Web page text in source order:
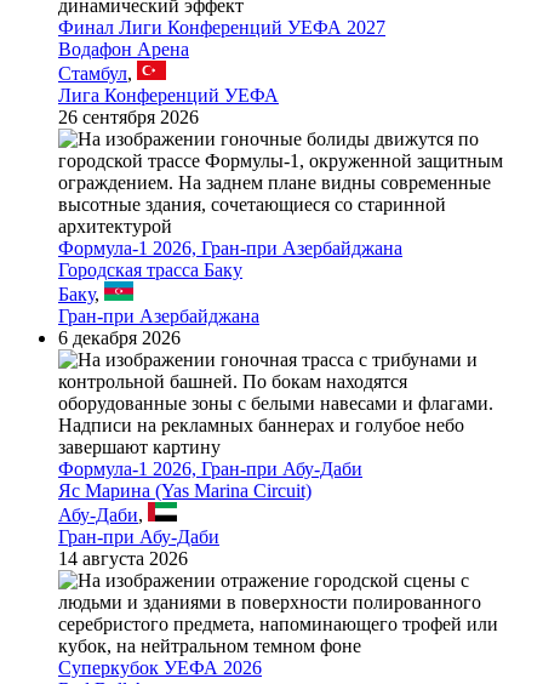
Финал Лиги Конференций УЕФА 2027
Водафон Арена
Стамбул,
Лига Конференций УЕФА
26 сентября 2026
Формула-1 2026, Гран-при Азербайджана
Городская трасса Баку
Баку,
Гран-при Азербайджана
6 декабря 2026
Формула-1 2026, Гран-при Абу-Даби
Яс Марина (Yas Marina Circuit)
Абу-Даби,
Гран-при Абу-Даби
14 августа 2026
Суперкубок УЕФА 2026